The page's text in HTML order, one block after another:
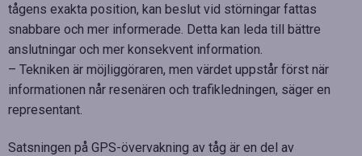
tågens exakta position, kan beslut vid störningar fattas
snabbare och mer informerade. Detta kan leda till bättre
anslutningar och mer konsekvent information.
– Tekniken är möjliggöraren, men värdet uppstår först när
informationen når resenären och trafikledningen, säger en
representant.
Satsningen på GPS-övervakning av tåg är en del av